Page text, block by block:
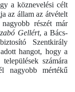
a köznevelési célt
az állam az átvételt
részét már
Gellért, a Bács-
Szentkirály
hangot, hogy a
számára
nagyobb mértékű